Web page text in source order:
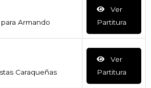
Armando
Ver
Partitura
Caraqueñas
Ver
Partitura